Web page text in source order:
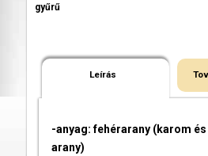
gyűrű
Leírás
-anyag: fehérarany (karom
arany)